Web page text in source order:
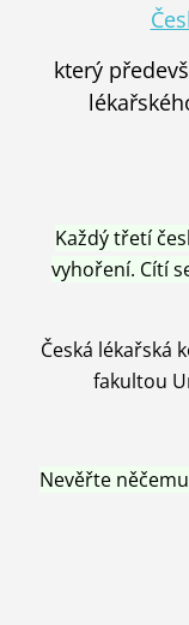
který
Každý třetí
vyhoření. Cítí
Česká lékařská
fakultou
Nevěřte